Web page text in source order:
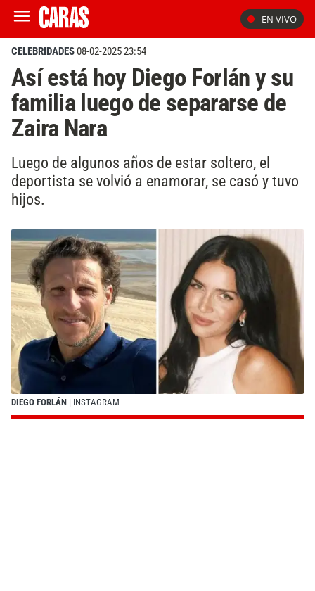
EN VIVO
CELEBRIDADES08-02-2025 23:54
Así está hoy Diego Forlán y su
familia luego de separarse de
Zaira Nara
Luego de algunos años de estar soltero, el
deportista se volvió a enamorar, se casó y tuvo
hijos.
DIEGO FORLÁN | INSTAGRAM